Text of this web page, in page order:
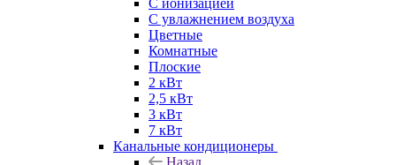
С ионизацией
С увлажнением воздуха
Цветные
Комнатные
Плоские
2 кВт
2,5 кВт
3 кВт
7 кВт
Канальные кондиционеры
Назад